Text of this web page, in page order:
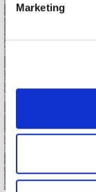
Marketing